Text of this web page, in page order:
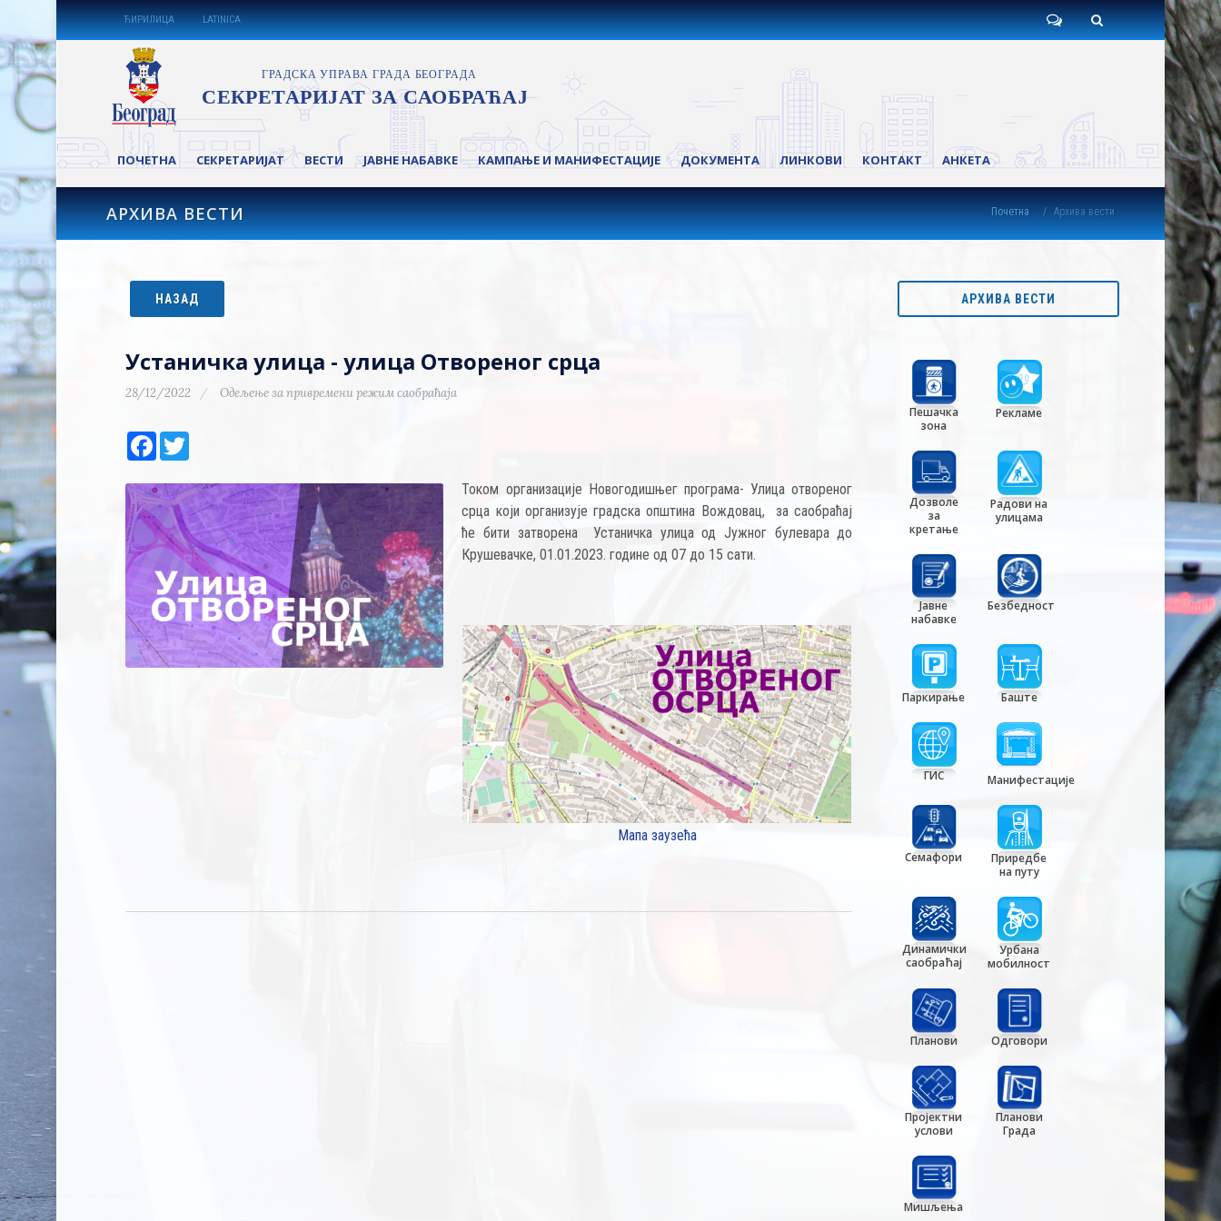
ЋИРИЛИЦА LATINICA
ПОЧЕТНА СЕКРЕТАРИЈАТ ВЕСТИ ЈАВНЕ НАБАВКЕ КАМПАЊЕ И МАНИФЕСТАЦИЈЕ ДОКУМЕНТА ЛИНКОВИ КОНТАКТ АНКЕТА
АРХИВА ВЕСТИ Почетна Архива вести
НАЗАД
Устаничка улица - улица Отвореног срца
28/12/2022 Одељење за привремени режим саобраћаја
Facebook
Током организације Новогодишњег програма- Улица отвореног
срца који организује градска општина Вождовац, за саобраћај
ће бити затворена Устаничка улица од Јужног булевара до
Крушевачке, 01.01.2023. године од 07 до 15 сати.
Мапа заузећа
АРХИВА ВЕСТИ
Пешачка
зона
Рекламе
Дозволе
за
кретање
Радови на
улицама
Јавне
набавке
Безбедност
Паркирање Баште
ГИС Манифестације
Семафори
Приредбе
на путу
Динамички
саобраћај
Урбана
мобилност
Планови Одговори
Пројектни
услови
Планови
Града
Мишљења